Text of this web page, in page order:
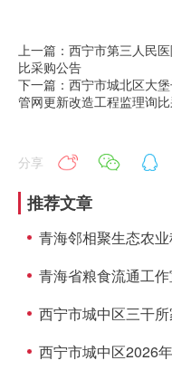
上一篇：西宁市第三人民
比采购公告
下一篇：西宁市城北区大
管网更新改造工程监理询
分享
推荐文章